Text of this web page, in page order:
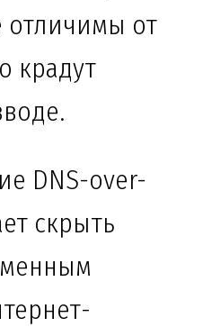
отличимы от
крадут
DNS-over-
скрыть